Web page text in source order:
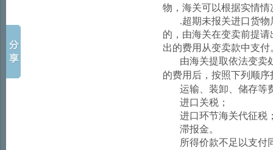
物，海关可以根据实情
.超期未报关进口货
的，由海关在变卖前提
出的费用从变卖款中支付
由海关提取依法变卖
的费用后，按照下列顺
运输、装卸、储存等
进口关税；
进口环节海关代征税
滞报金。
所得价款不足以支付